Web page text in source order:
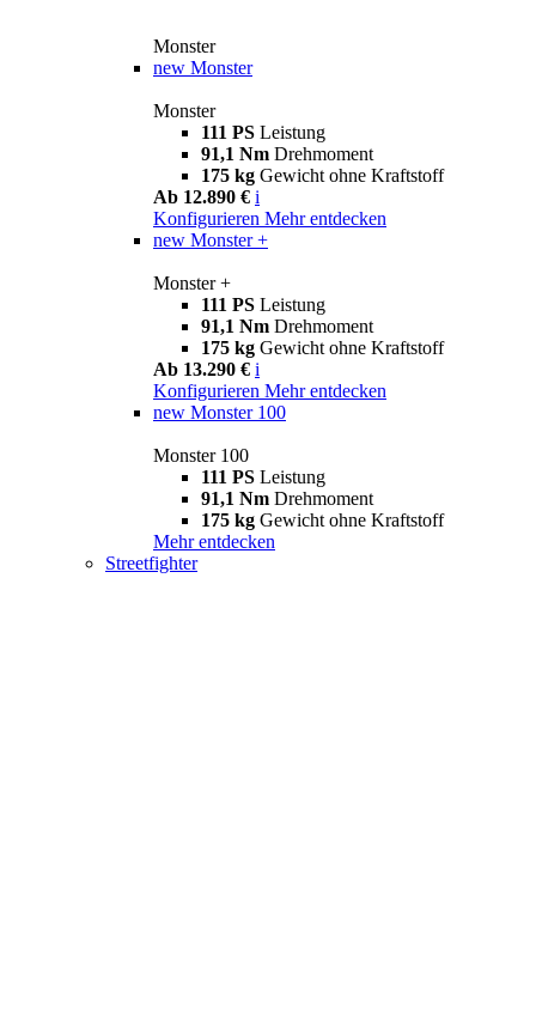
Monster
new Monster
Monster
111 PS Leistung
91,1 Nm Drehmoment
175 kg Gewicht ohne Kraftstoff
Ab 12.890 € i
Konfigurieren Mehr entdecken
new Monster +
Monster +
111 PS Leistung
91,1 Nm Drehmoment
175 kg Gewicht ohne Kraftstoff
Ab 13.290 € i
Konfigurieren Mehr entdecken
new Monster 100
Monster 100
111 PS Leistung
91,1 Nm Drehmoment
175 kg Gewicht ohne Kraftstoff
Mehr entdecken
Streetfighter